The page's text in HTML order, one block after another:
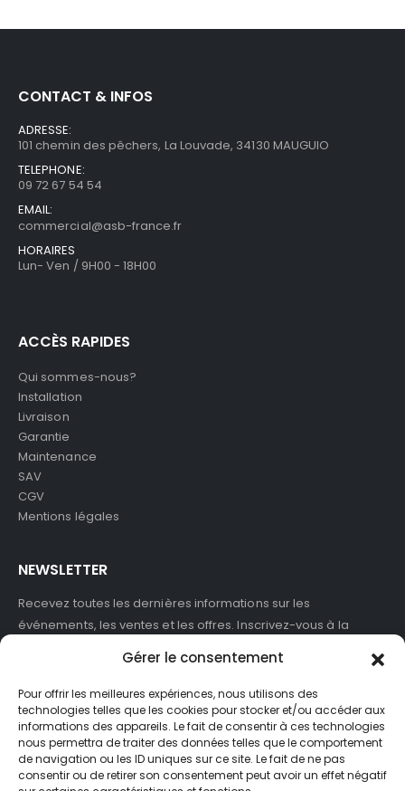
Gérer le consentement
Pour offrir les meilleures expériences, nous utilisons des
technologies telles que les cookies pour stocker et/ou accéder aux
informations des appareils. Le fait de consentir à ces technologies
nous permettra de traiter des données telles que le comportement
de navigation ou les ID uniques sur ce site. Le fait de ne pas
consentir ou de retirer son consentement peut avoir un effet négatif
CONTACT & INFOS
ADRESSE:
101 chemin des pêchers, La Louvade, 34130 MAUGUIO
TELEPHONE:
09 72 67 54 54
EMAIL:
commercial@asb-france.fr
HORAIRES
Lun- Ven / 9H00 - 18H00
ACCÈS RAPIDES
Qui sommes-nous?
Installation
Livraison
Garantie
Maintenance
SAV
CGV
Mentions légales
NEWSLETTER
Recevez toutes les dernières informations sur les
événements, les ventes et les offres. Inscrivez-vous à la
J'accepte de recevoir des newsletters et des informations
marketing de ASB France.